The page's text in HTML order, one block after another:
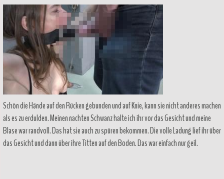
Schön die Hände auf den Rücken gebunden und auf Knie, kann sie nicht anderes machen
als es zu erdulden. Meinen nachten Schwanz halte ich ihr vor das Gesicht und meine
Blase war randvoll. Das hat sie auch zu spüren bekommen. Die volle Ladung lief ihr über
das Gesicht und dann über ihre Titten auf den Boden. Das war einfach nur geil.